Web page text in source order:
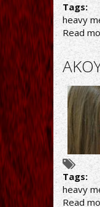
Tags:
heavy
Read
Tags:
heavy
Read